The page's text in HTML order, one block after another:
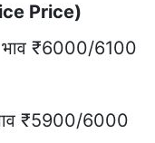
Price)
₹6000/6100
₹5900/6000